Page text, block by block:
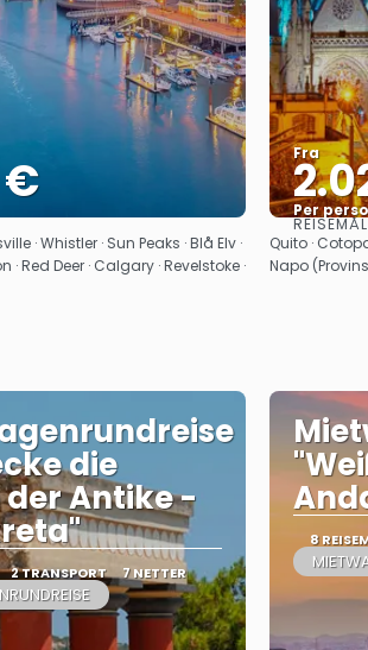
€
Se
· Whistler · Sun Peaks · Blå Elv ·
· Red Deer · Calgary · Revelstoke ·
Fra
Per
REISEMÅL
Quito ·
Napo
die
der Antike -
2 TRANSPORT 7 NETTER
8